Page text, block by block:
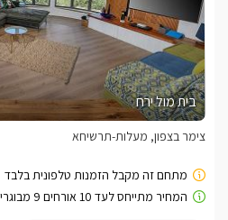
בית מול ירח
צימר בצפון, מעלות-תרשיחא